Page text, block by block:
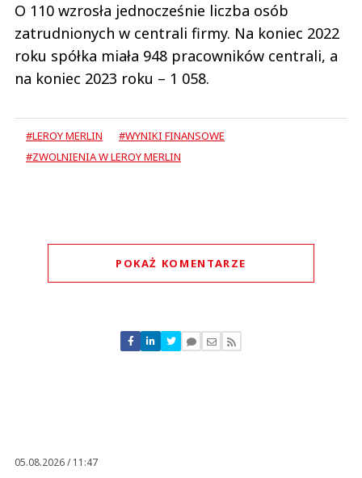
O 110 wzrosła jednocześnie liczba osób
zatrudnionych w centrali firmy. Na koniec 2022
roku spółka miała 948 pracowników centrali, a
na koniec 2023 roku – 1 058.
#LEROY MERLIN
#WYNIKI FINANSOWE
#ZWOLNIENIA W LEROY MERLIN
POKAŻ KOMENTARZE
Nie znaleziono komentarzy
Zostaw swoje komentarze
05.08.2026 / 11:47